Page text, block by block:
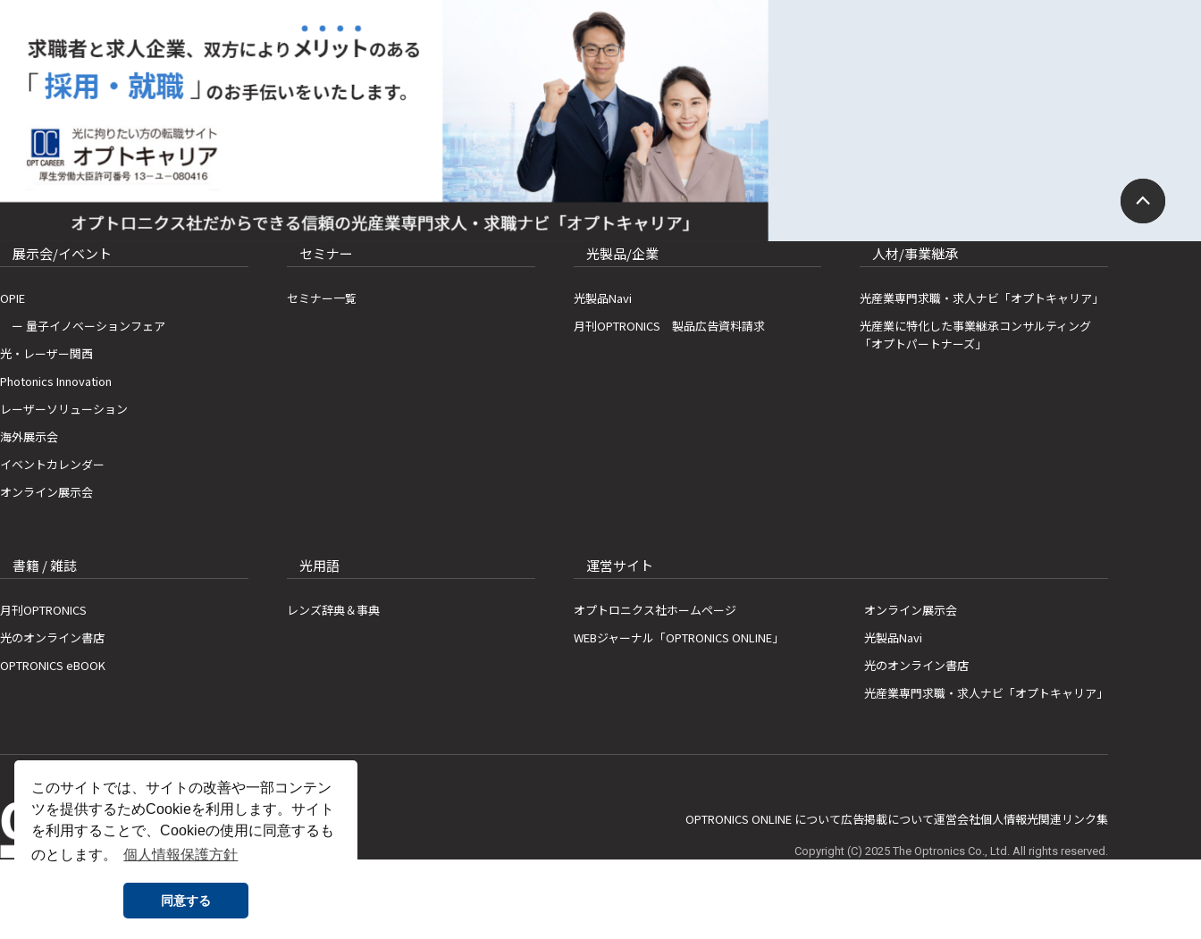
このサイトでは、サイトの改善や一部コンテン
ツを提供するためCookieを利用します。サイト
を利用することで、Cookieの使用に同意するも
のとします。
個人情報保護方針
同意する
展示会/イベント
OPIE
ー 量子イノベーションフェア
光・レーザー関西
Photonics Innovation
レーザーソリューション
海外展示会
イベントカレンダー
オンライン展示会
セミナー
セミナー一覧
光製品/企業
光製品Navi
月刊OPTRONICS 製品広告資料請求
人材/事業継承
光産業専門求職・求人ナビ「オプトキャリア」
光産業に特化した事業継承コンサルティング
「オプトパートナーズ」
書籍 / 雑誌
月刊OPTRONICS
光のオンライン書店
OPTRONICS eBOOK
光用語
レンズ辞典＆事典
運営サイト
オプトロニクス社ホームページ
WEBジャーナル「OPTRONICS ONLINE」
オンライン展示会
光製品Navi
光のオンライン書店
光産業専門求職・求人ナビ「オプトキャリア」
OPTRONICS ONLINE について広告掲載について運営会社個人情報光関連リンク集
Copyright (C) 2025 The Optronics Co., Ltd. All rights reserved.